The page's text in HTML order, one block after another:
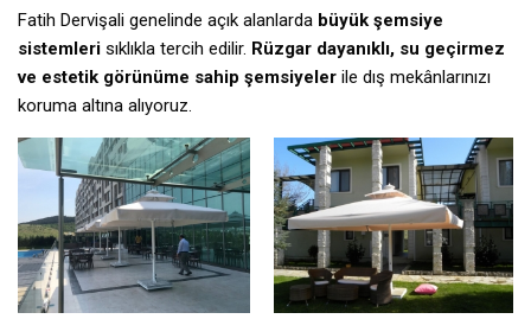
Fatih Dervişali genelinde açık alanlarda büyük şemsiye
sistemleri sıklıkla tercih edilir. Rüzgar dayanıklı, su geçirmez
ve estetik görünüme sahip şemsiyeler ile dış mekânlarınızı
koruma altına alıyoruz.